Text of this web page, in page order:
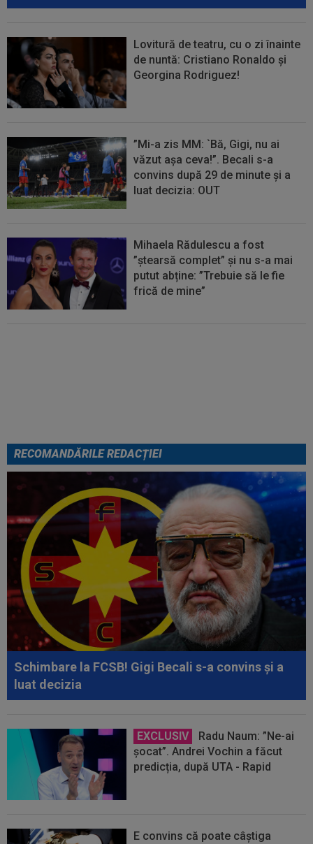
Lovitură de teatru, cu o zi înainte
de nuntă: Cristiano Ronaldo și
Georgina Rodriguez!
”Mi-a zis MM: `Bă, Gigi, nu ai
văzut așa ceva!”. Becali s-a
convins după 29 de minute și a
luat decizia: OUT
Mihaela Rădulescu a fost
”ștearsă complet” și nu s-a mai
putut abține: ”Trebuie să le fie
frică de mine”
RECOMANDĂRILE REDACȚIEI
Schimbare la FCSB! Gigi Becali s-a convins și a
luat decizia
EXCLUSIV
Radu Naum: ”Ne-ai
șocat”. Andrei Vochin a făcut
predicția, după UTA - Rapid
E convins că poate câștiga